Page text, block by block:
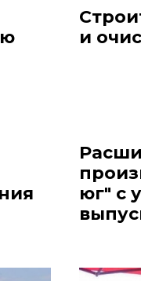
и
юг" с